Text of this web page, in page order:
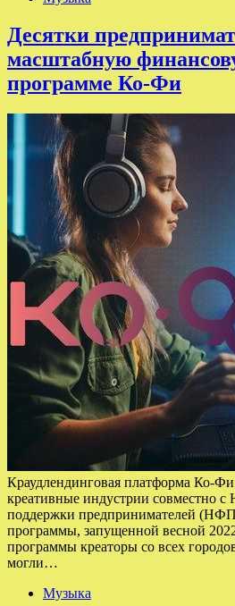
Десятки
масштабную
программе Ко-Фи
Краудлендинговая платформа Ко-
креативные индустрии совместно
поддержки предпринимателей
программы, запущенной весной
программы креаторы со всех
могли…
Музыка